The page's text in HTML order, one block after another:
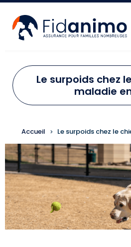
Aller au contenu principal
Le surpoids chez
maladie
Accueil Le surpoids chez le